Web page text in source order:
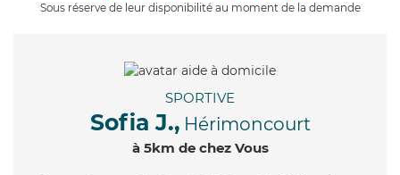
Sous réserve de leur disponibilité au moment de la demande
SPORTIVE
Sofia J., Hérimoncourt
à 5km de chez Vous